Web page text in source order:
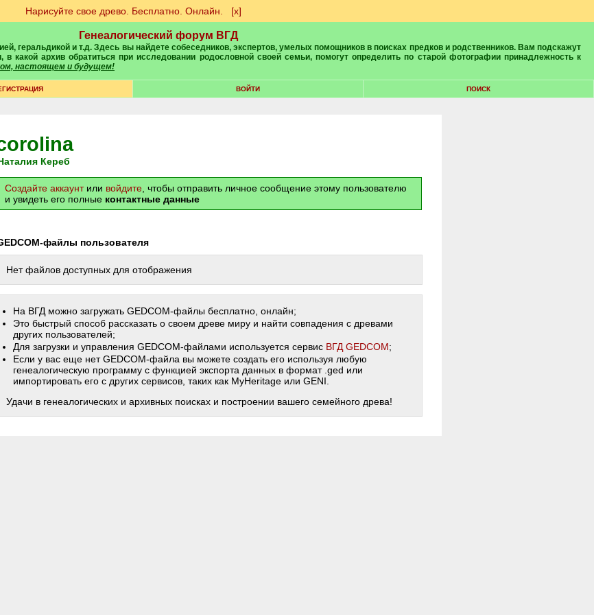
Нарисуйте свое древо. Бесплатно. Онлайн. [х]
Генеалогический форум ВГД
какой архив обратиться при исследовании родословной своей семьи, помогут определить по старой фотографии принадлежность к
настоящем и будущем!
ВОЙТИ ПОИСК
Наталия Кереб
Создайте аккаунтили войдите , чтобы отправить личное сообщение этому пользователю
и увидеть его полные контактные данные
GEDCOM-файлы пользователя
Нет файлов доступных для отображения
На ВГД можно загружать GEDCOM-файлы бесплатно, онлайн;
Это быстрый способ рассказать о своем древе миру и найти совпадения с древами
других пользователей;
Для загрузки и управления GEDCOM-файлами используется сервис ВГД GEDCOM;
Если у вас еще нет GEDCOM-файла вы можете создать его используя любую
генеалогическую программу с функцией экспорта данных в формат .ged или
импортировать его с других сервисов, таких как MyHeritage или GENI.
Удачи в генеалогических и архивных поисках и построении вашего семейного древа!